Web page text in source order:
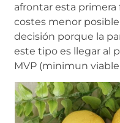
afrontar esta primera
costes menor
decisión porque la
este tipo es llegar al
MVP (minimun